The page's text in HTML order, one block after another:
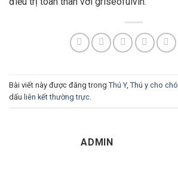
Bài viết này được đăng trong Thú Y, Thú y cho chó
dấu liên kết thường trực
ADMIN